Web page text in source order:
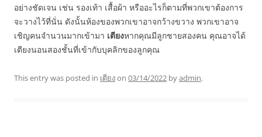
อย่างชัดเจน เช่น รองเท้า เสื้อผ้า หรืออะไรก็ตามที่พวกเขาต้องการ
จะวางไว้ที่นั่น ดังนั้นห้องของพวกเขาอาจกว้างขวาง พวกเขาอาจ
เชิญคนจำนวนมากเข้ามา เตียงหากคุณมีลูกชายสองคน คุณอาจได้
เตียงนอนสองชั้นที่เข้ากับบุคลิกของลูกคุณ
This entry was posted in เตียงon 03/14/2022 byadmin.